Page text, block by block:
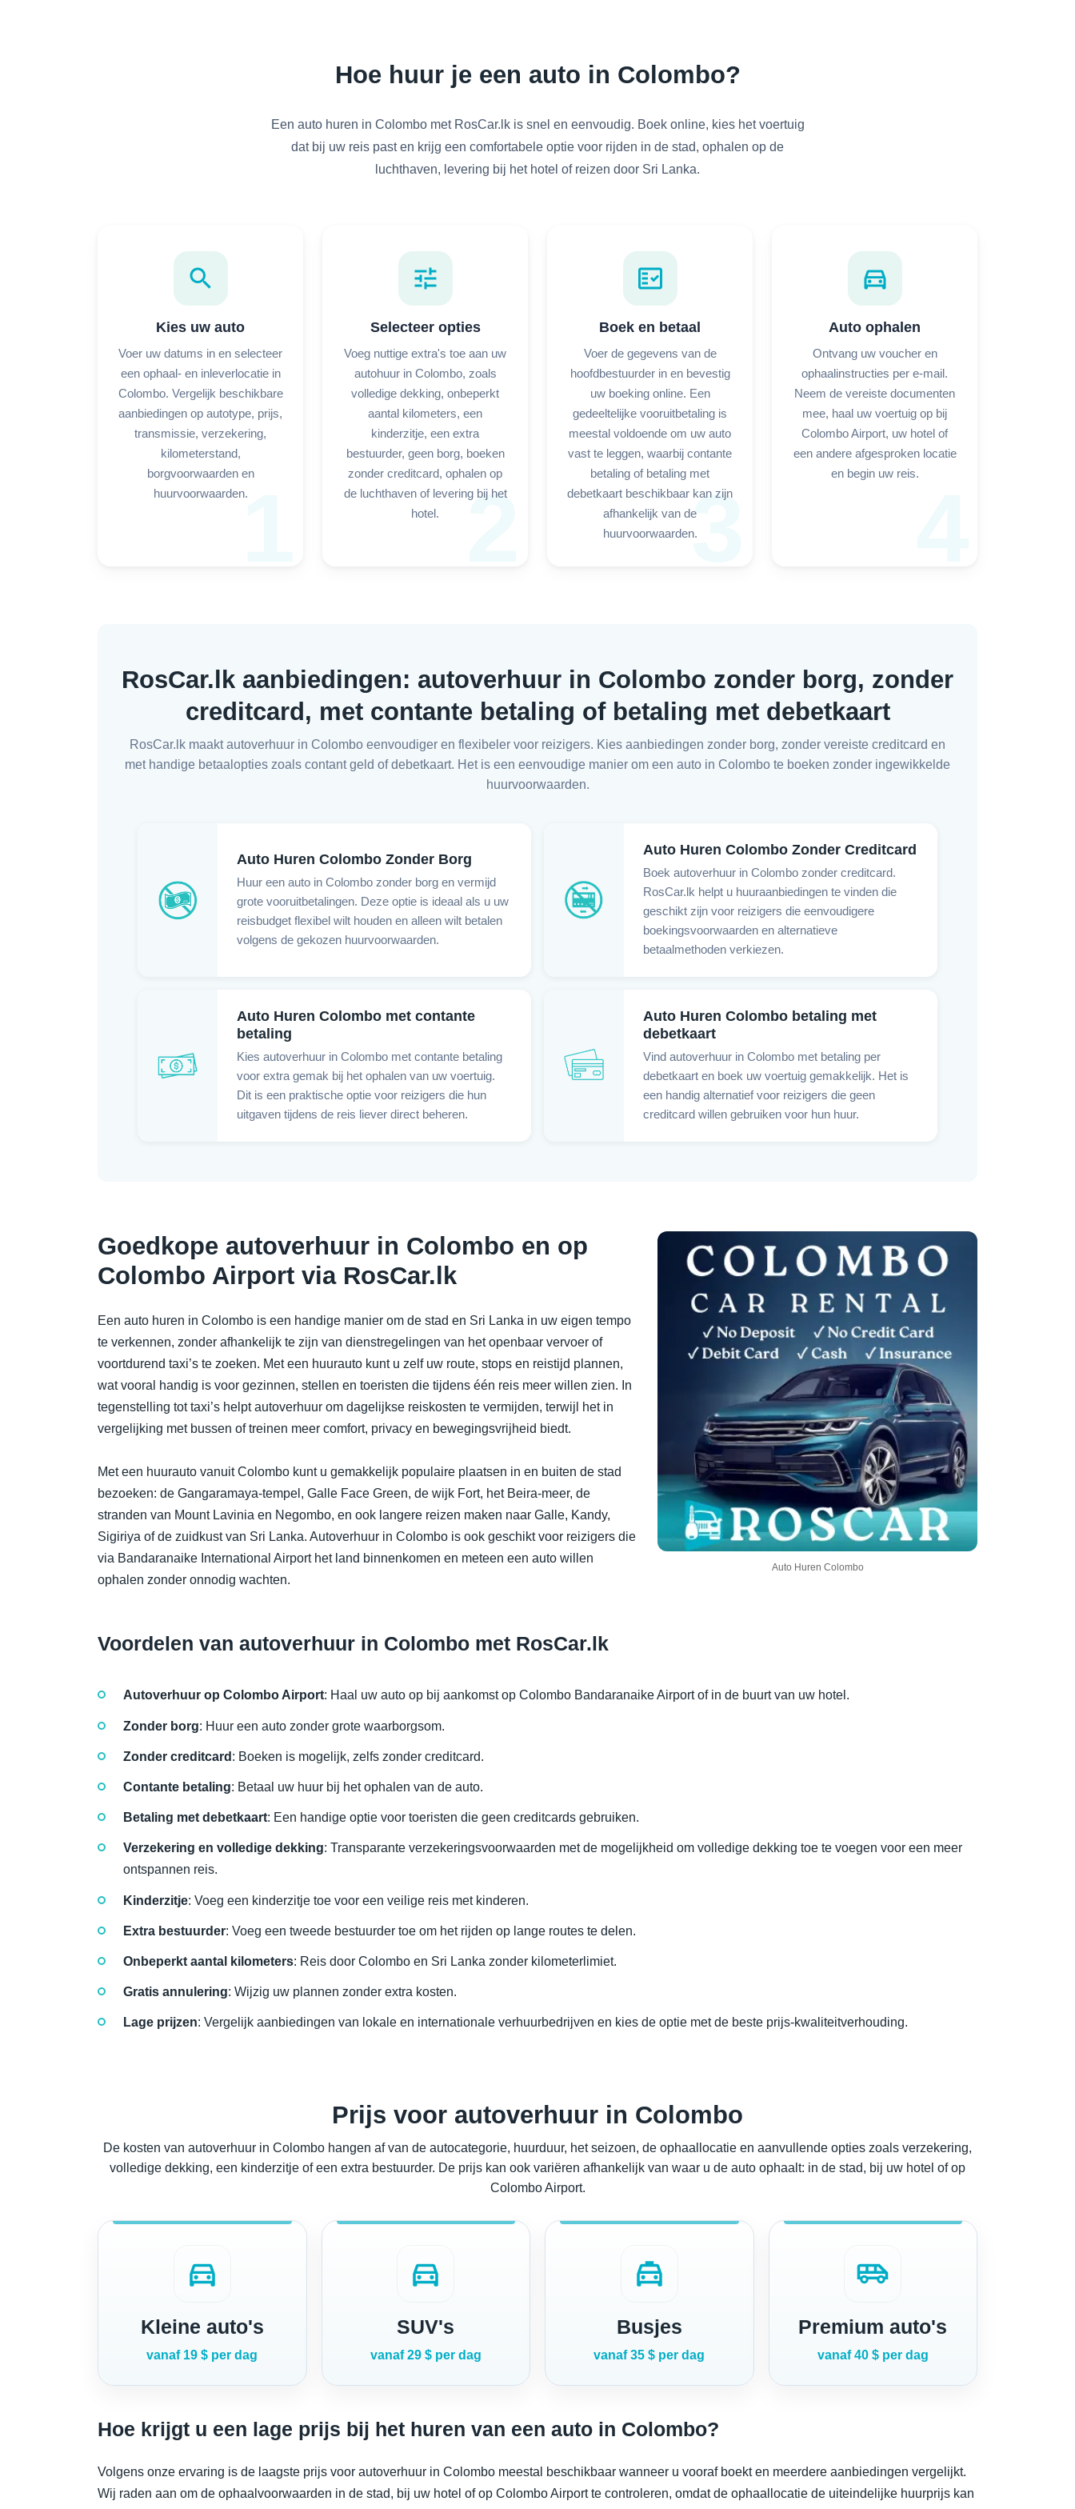
Hoe huur je een auto in Colombo?
Een auto huren in Colombo met RosCar.lk is snel en eenvoudig. Boek online, kies het voertuig
dat bij uw reis past en krijg een comfortabele optie voor rijden in de stad, ophalen op de
luchthaven, levering bij het hotel of reizen door Sri Lanka.
1
search
Kies uw auto
Voer uw datums in en selecteer
een ophaal- en inleverlocatie in
Colombo. Vergelijk beschikbare
aanbiedingen op autotype, prijs,
transmissie, verzekering,
kilometerstand,
borgvoorwaarden en
huurvoorwaarden.
2
tune
Selecteer opties
Voeg nuttige extra's toe aan uw
autohuur in Colombo, zoals
volledige dekking, onbeperkt
aantal kilometers, een
kinderzitje, een extra
bestuurder, geen borg, boeken
zonder creditcard, ophalen op
de luchthaven of levering bij het
hotel.
3
fact_check
Boek en betaal
Voer de gegevens van de
hoofdbestuurder in en bevestig
uw boeking online. Een
gedeeltelijke vooruitbetaling is
meestal voldoende om uw auto
vast te leggen, waarbij contante
betaling of betaling met
debetkaart beschikbaar kan zijn
afhankelijk van de
huurvoorwaarden.
directions_car
Auto ophalen
Ontvang uw voucher en
ophaalinstructies per e-mail.
Neem de vereiste documenten
mee, haal uw voertuig op bij
Colombo Airport, uw hotel of
een andere afgesproken locatie
en begin uw reis.
RosCar.lk aanbiedingen: autoverhuur in Colombo zonder borg, zonder
creditcard, met contante betaling of betaling met debetkaart
RosCar.lk maakt autoverhuur in Colombo eenvoudiger en flexibeler voor reizigers. Kies aanbiedingen zonder borg, zonder vereiste creditcard en
met handige betaalopties zoals contant geld of debetkaart. Het is een eenvoudige manier om een auto in Colombo te boeken zonder ingewikkelde
huurvoorwaarden.
Auto Huren Colombo Zonder Borg
Huur een auto in Colombo zonder borg en vermijd
grote vooruitbetalingen. Deze optie is ideaal als u uw
reisbudget flexibel wilt houden en alleen wilt betalen
volgens de gekozen huurvoorwaarden.
Auto Huren Colombo Zonder Creditcard
Boek autoverhuur in Colombo zonder creditcard.
RosCar.lk helpt u huuraanbiedingen te vinden die
geschikt zijn voor reizigers die eenvoudigere
boekingsvoorwaarden en alternatieve
betaalmethoden verkiezen.
Auto Huren Colombo met contante
betaling
Kies autoverhuur in Colombo met contante betaling
voor extra gemak bij het ophalen van uw voertuig.
Dit is een praktische optie voor reizigers die hun
uitgaven tijdens de reis liever direct beheren.
Auto Huren Colombo betaling met
debetkaart
Vind autoverhuur in Colombo met betaling per
debetkaart en boek uw voertuig gemakkelijk. Het is
een handig alternatief voor reizigers die geen
creditcard willen gebruiken voor hun huur.
Auto Huren Colombo
Goedkope autoverhuur in Colombo en op
Colombo Airport via RosCar.lk
Een auto huren in Colombo is een handige manier om de stad en Sri Lanka in uw eigen tempo
te verkennen, zonder afhankelijk te zijn van dienstregelingen van het openbaar vervoer of
voortdurend taxi’s te zoeken. Met een huurauto kunt u zelf uw route, stops en reistijd plannen,
wat vooral handig is voor gezinnen, stellen en toeristen die tijdens één reis meer willen zien. In
tegenstelling tot taxi’s helpt autoverhuur om dagelijkse reiskosten te vermijden, terwijl het in
vergelijking met bussen of treinen meer comfort, privacy en bewegingsvrijheid biedt.
Met een huurauto vanuit Colombo kunt u gemakkelijk populaire plaatsen in en buiten de stad
bezoeken: de Gangaramaya-tempel, Galle Face Green, de wijk Fort, het Beira-meer, de
stranden van Mount Lavinia en Negombo, en ook langere reizen maken naar Galle, Kandy,
Sigiriya of de zuidkust van Sri Lanka. Autoverhuur in Colombo is ook geschikt voor reizigers die
via Bandaranaike International Airport het land binnenkomen en meteen een auto willen
ophalen zonder onnodig wachten.
Voordelen van autoverhuur in Colombo met RosCar.lk
Autoverhuur op Colombo Airport: Haal uw auto op bij aankomst op Colombo Bandaranaike Airport of in de buurt van uw hotel.
Zonder borg: Huur een auto zonder grote waarborgsom.
Zonder creditcard : Boeken is mogelijk, zelfs zonder creditcard.
Contante betaling: Betaal uw huur bij het ophalen van de auto.
Betaling met debetkaart: Een handige optie voor toeristen die geen creditcards gebruiken.
Verzekering en volledige dekking: Transparante verzekeringsvoorwaarden met de mogelijkheid om volledige dekking toe te voegen voor een meer
ontspannen reis.
Kinderzitje: Voeg een kinderzitje toe voor een veilige reis met kinderen.
Extra bestuurder: Voeg een tweede bestuurder toe om het rijden op lange routes te delen.
Onbeperkt aantal kilometers: Reis door Colombo en Sri Lanka zonder kilometerlimiet.
Gratis annulering: Wijzig uw plannen zonder extra kosten.
Lage prijzen: Vergelijk aanbiedingen van lokale en internationale verhuurbedrijven en kies de optie met de beste prijs-kwaliteitverhouding.
Prijs voor autoverhuur in Colombo
De kosten van autoverhuur in Colombo hangen af van de autocategorie, huurduur, het seizoen, de ophaallocatie en aanvullende opties zoals verzekering,
volledige dekking, een kinderzitje of een extra bestuurder. De prijs kan ook variëren afhankelijk van waar u de auto ophaalt: in de stad, bij uw hotel of op
Colombo Airport.
directions_car
Kleine auto's
vanaf 19 $ per dag
directions_car
SUV's
vanaf 29 $ per dag
local_taxi
Busjes
vanaf 35 $ per dag
airport_shuttle
Premium auto's
vanaf 40 $ per dag
Hoe krijgt u een lage prijs bij het huren van een auto in Colombo?
Volgens onze ervaring is de laagste prijs voor autoverhuur in Colombo meestal beschikbaar wanneer u vooraf boekt en meerdere aanbiedingen vergelijkt.
Wij raden aan om de ophaalvoorwaarden in de stad, bij uw hotel of op Colombo Airport te controleren, omdat de ophaallocatie de uiteindelijke huurprijs kan